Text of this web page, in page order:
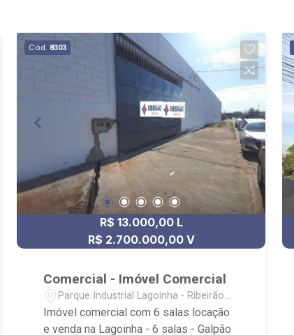
Cód. 8303
R$ 13.000,00 L
R$ 2.700.000,00 V
Comercial - Imóvel Comercial
Parque Industrial Lagoinha - Ribeirão
Preto/SP
Imóvel comercial com 6 salas locação
e venda na Lagoinha - 6 salas - Galpão